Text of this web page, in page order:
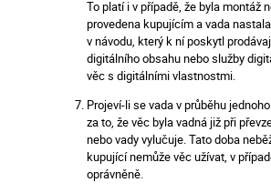
To platí i v případě, že byla montáž
provedena kupujícím a vada
v návodu, který k ní poskytl
digitálního obsahu nebo služby
věc s digitálními vlastnostmi.
Projeví-li se vada v průběhu
za to, že věc byla vadná již při
nebo vady vylučuje. Tato doba
kupující nemůže věc užívat, v
oprávněně.